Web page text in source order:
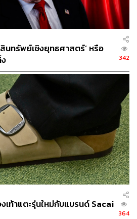
นทรัพย์เชิงยุทธศาสตร์’ หรือ
342
เท้าแตะรุ่นใหม่กับแบรนด์ Sacai
364